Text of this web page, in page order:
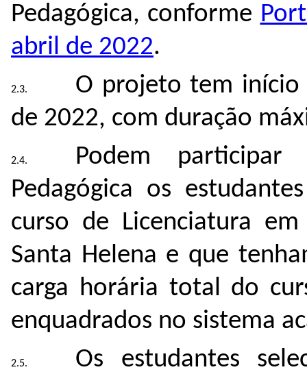
Pedagógica, conforme
abril de 2022.
O projeto tem
de 2022, com duração
Podem participar
Pedagógica os
curso de Licenciatura
Santa Helena e que
carga horária total do
enquadrados no sistema
Os estudantes